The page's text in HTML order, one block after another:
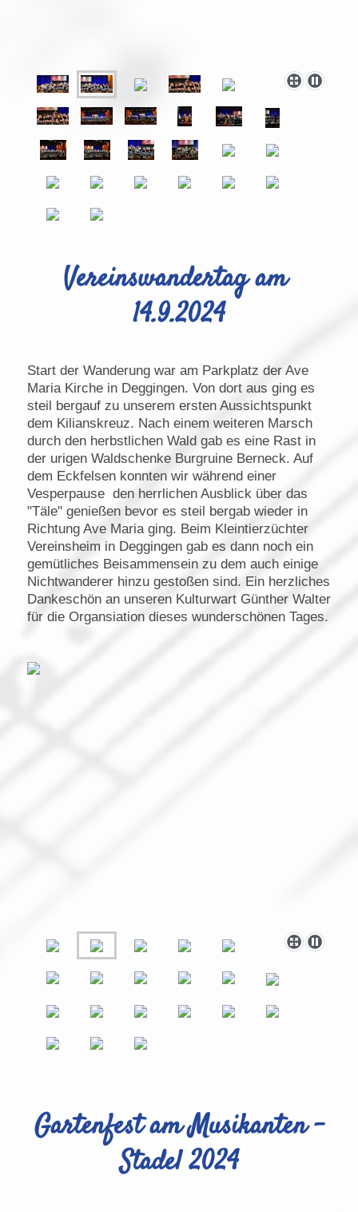
Vereinswandertag am
14.9.2024
Start der Wanderung war am Parkplatz der Ave
Maria Kirche in Deggingen. Von dort aus ging es
steil bergauf zu unserem ersten Aussichtspunkt
dem Kilianskreuz. Nach einem weiteren Marsch
durch den herbstlichen Wald gab es eine Rast in
der urigen Waldschenke Burgruine Berneck. Auf
dem Eckfelsen konnten wir während einer
Vesperpause den herrlichen Ausblick über das
"Täle" genießen bevor es steil bergab wieder in
Richtung Ave Maria ging. Beim Kleintierzüchter
Vereinsheim in Deggingen gab es dann noch ein
gemütliches Beisammensein zu dem auch einige
Nichtwanderer hinzu gestoßen sind. Ein herzliches
Dankeschön an unseren Kulturwart Günther Walter
für die Organsiation dieses wunderschönen Tages.
Gartenfest am Musikanten -
Stadel 2024